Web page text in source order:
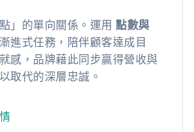
」的單向關係。運用 點數與
進式任務，陪伴顧客達成目
感，品牌藉此同步贏得營收與
取代的深層忠誠。